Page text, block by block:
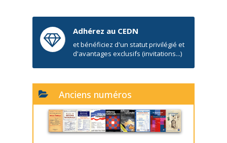
Adhérez au CEDN
et bénéficiez d'un statut privilégié et
d'avantages exclusifs (invitations...)
Anciens numéros